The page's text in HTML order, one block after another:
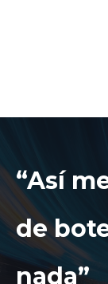
“Así
de
nada”